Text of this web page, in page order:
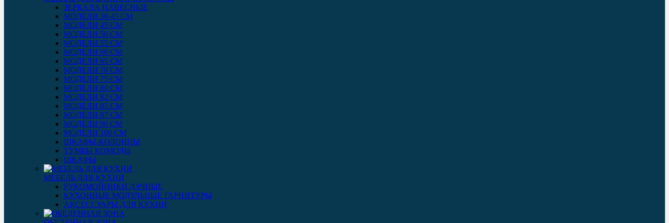
ЗЕРКАЛА НАВЕСНЫЕ
МОДЕЛИ 30-45 СМ
МОДЕЛИ 45 СМ
МОДЕЛИ 50 СМ
МОДЕЛИ 55 СМ
МОДЕЛИ 60 СМ
МОДЕЛИ 65 СМ
МОДЕЛИ 70 СМ
МОДЕЛИ 75 СМ
МОДЕЛИ 80 СМ
МОДЕЛИ 82 СМ
МОДЕЛИ 85 СМ
МОДЕЛИ 87 СМ
МОДЕЛИ 90 СМ
МОДЕЛИ 100 СМ
ШКАФЫ-КОЛОННЫ
ТУМБЫ КОМОДЫ
ШКАФЫ
МЕБЕЛЬ ДЛЯ КУХНИ
РУКОМОЙНИКИ ДАЧНЫЕ
КУХОННЫЕ МОДУЛЬНЫЕ ГАРНИТУРЫ
АКСЕССУАРЫ ДЛЯ КУХНИ